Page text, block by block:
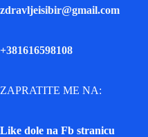
zdravljeisibir@gmail.com
+381616598108
ZAPRATITE ME NA:
Like dole na Fb stranicu